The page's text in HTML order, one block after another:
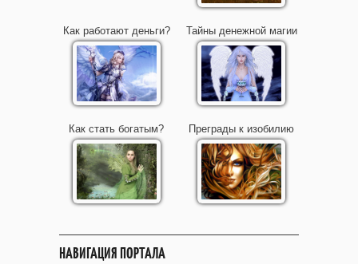
Как работают деньги? Тайны денежной магии
Как стать богатым? Преграды к изобилию
НАВИГАЦИЯ ПОРТАЛА